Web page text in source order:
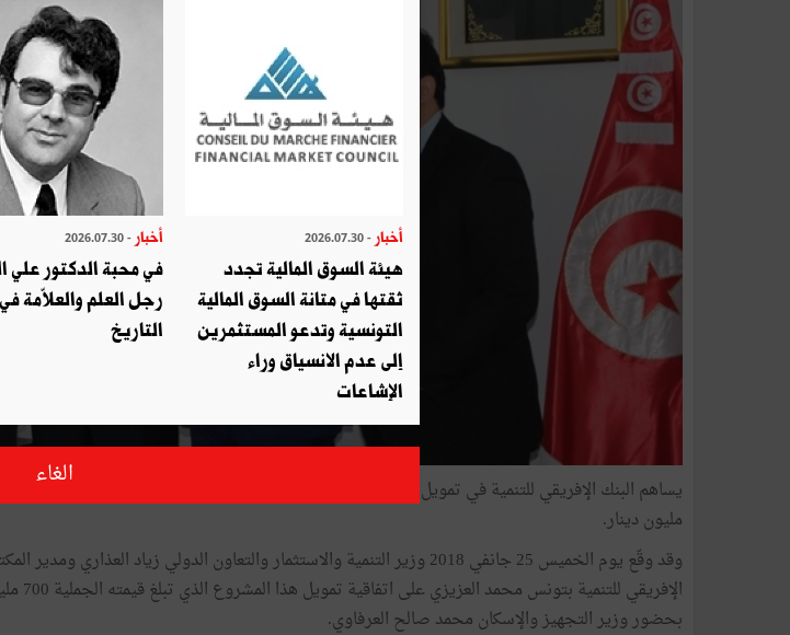
مليون دينار.
وقد وقّع يوم الخميس 25 جانفي 2018 وزير التنمية والاستثمار والتعاون الدولي زياد العذاري
الإفريقي
بحضور وزير التجهيز والإسكان محمد صالح العرفاوي.
أخبار - 2026.07.30
هيئة السوق المالية تجدد
ثقتها في متانة السوق المالية
التونسية وتدعو المستثمرين
إلى عدم الانسياق وراء
الإشاعات
أخبار - 2026.07.30
في محبة الدكتور علي
رجل العلم والعلاّمة
التاريخ
الغاء